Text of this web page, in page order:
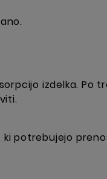
izdelka. Po
potrebujejo